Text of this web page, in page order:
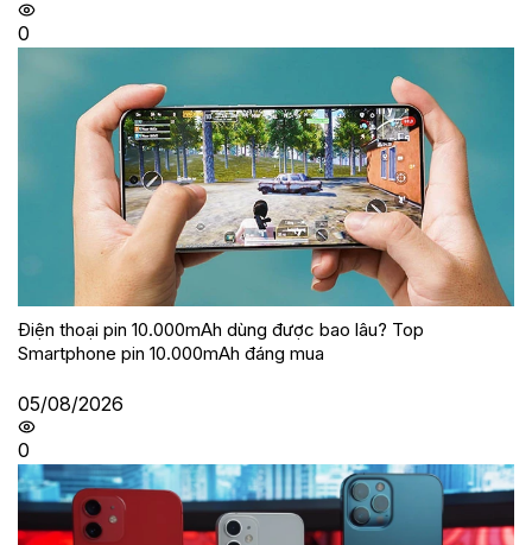
0
Điện thoại pin 10.000mAh dùng được bao lâu? Top
Smartphone pin 10.000mAh đáng mua
05/08/2026
0